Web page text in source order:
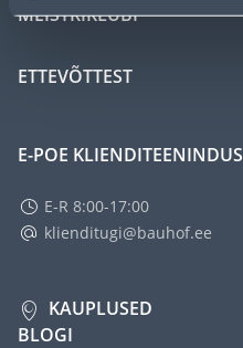
MEISTRIKLUBI
ETTEVÕTTEST
E-POE KLIENDITEENINDUS
E-R 8:00-17:00
klienditugi@bauhof.ee
KAUPLUSED
BLOGI